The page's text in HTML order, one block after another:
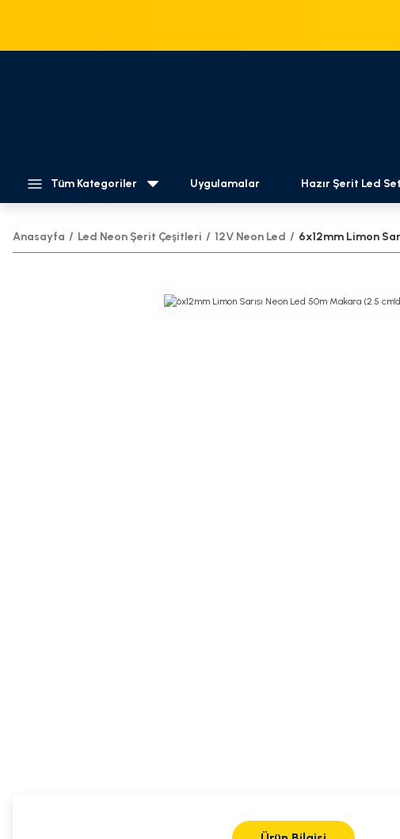
Tüm Kategoriler Uygulamalar Hazır Şerit Led
Anasayfa Led Neon Şerit Çeşitleri 12V Neon Led 6x12mm Limon